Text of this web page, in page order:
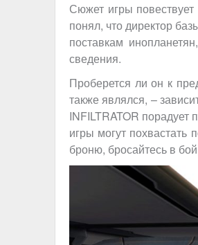
Сюжет игры
понял, что директор
поставкам
сведения.
Проберется ли он к
также являлся, –
INFILTRATOR порадует
игры могут похвастать
броню, бросайтесь в